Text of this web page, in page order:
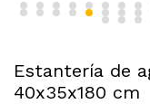
Estantería de
40x35x180 cm